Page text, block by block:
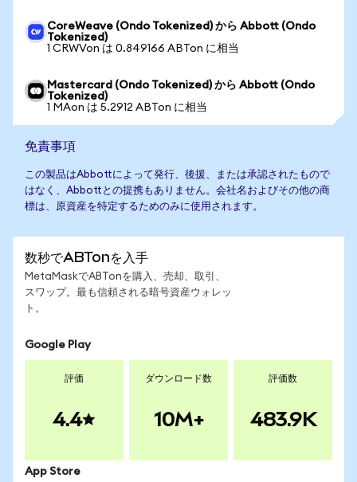
CoreWeave (Ondo Tokenized) から Abbott (Ondo
Tokenized)
1 CRWVon は 0.849166 ABTon に相当
Mastercard (Ondo Tokenized) から Abbott (Ondo
Tokenized)
1 MAon は 5.2912 ABTon に相当
免責事項
この製品はAbbottによって発行、後援、または承認されたもので
はなく、Abbottとの提携もありません。会社名およびその他の商
標は、原資産を特定するためのみに使用されます。
数秒でABTonを入手
MetaMaskでABTonを購入、売却、取引、
スワップ。最も信頼される暗号資産ウォレッ
ト。
Google Play
評価
4.4
ダウンロード数
10M+
評価数
483.9K
App Store